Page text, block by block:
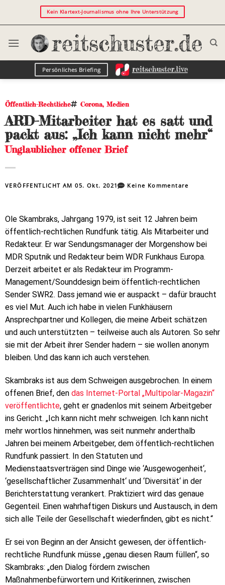
Kein Klartext-Journalismus ohne Ihre Unterstützung
Persönliches Briefing
Öffentlich-Rechtliche Corona, Medien
ARD-Mitarbeiter hat es satt und
packt aus: „Ich kann nicht mehr“
Unglaublicher offener Brief
VERÖFFENTLICHT AM05. Okt. 2021 Keine Kommentare
Ole Skambraks, Jahrgang 1979, ist seit 12 Jahren beim
öffentlich-rechtlichen Rundfunk tätig. Als Mitarbeiter und
Redakteur. Er war Sendungsmanager der Morgenshow bei
MDR Sputnik und Redakteur beim WDR Funkhaus Europa.
Derzeit arbeitet er als Redakteur im Programm-
Management/Sounddesign beim öffentlich-rechtlichen
Sender SWR2. Dass jemand wie er auspackt – dafür braucht
es viel Mut. Auch ich habe in vielen Funkhäusern
Ansprechpartner und Kollegen, die meine Arbeit schätzen
und auch unterstützten – teilweise auch als Autoren. So sehr
sie mit der Arbeit ihrer Sender hadern – sie wollen anonym
bleiben. Und das kann ich auch verstehen.
Skambraks ist aus dem Schweigen ausgebrochen. In einem
offenen Brief, den das Internet-Portal „Multipolar-Magazin“
veröffentlichte, geht er gnadenlos mit seinem Arbeitgeber
ins Gericht. „Ich kann nicht mehr schweigen. Ich kann nicht
mehr wortlos hinnehmen, was seit nunmehr anderthalb
Jahren bei meinem Arbeitgeber, dem öffentlich-rechtlichen
Rundfunk passiert. In den Statuten und
Medienstaatsverträgen sind Dinge wie ‘Ausgewogenheit‘,
‘gesellschaftlicher Zusammenhalt‘ und ‘Diversität‘ in der
Berichterstattung verankert. Praktiziert wird das genaue
Gegenteil. Einen wahrhaftigen Diskurs und Austausch, in dem
sich alle Teile der Gesellschaft wiederfinden, gibt es nicht.“
Er sei von Beginn an der Ansicht gewesen, der öffentlich-
rechtliche Rundfunk müsse „genau diesen Raum füllen“, so
Skambraks: „den Dialog fördern zwischen
Maßnahmenbefürwortern und Kritikerinnen, zwischen